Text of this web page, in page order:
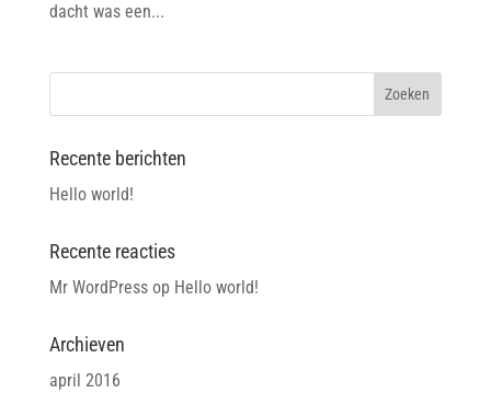
dacht was een...
Recente berichten
Hello world!
Recente reacties
Mr WordPressop Hello world!
Archieven
april 2016